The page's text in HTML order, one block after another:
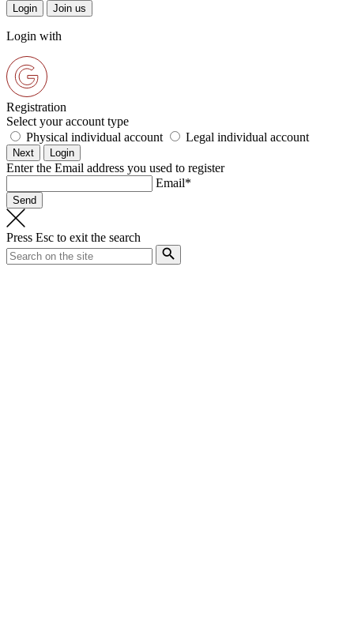
Login with
Registration
Select your account type
Physical individual account
Legal individual account
Enter the Email address you used to register
Email*
Press Esc to exit the search